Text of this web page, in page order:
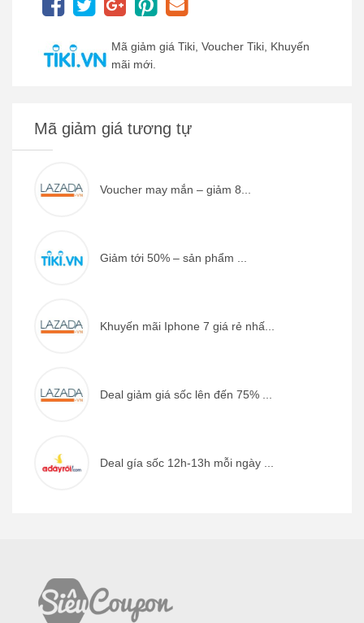
Mã giảm giá Tiki, Voucher Tiki, Khuyến
mãi mới.
Mã giảm giá tương tự
Voucher may mắn – giảm 8...
Giảm tới 50% – sản phẩm ...
Khuyến mãi Iphone 7 giá rẻ nhấ...
Deal giảm giá sốc lên đến 75% ...
Deal gía sốc 12h-13h mỗi ngày ...